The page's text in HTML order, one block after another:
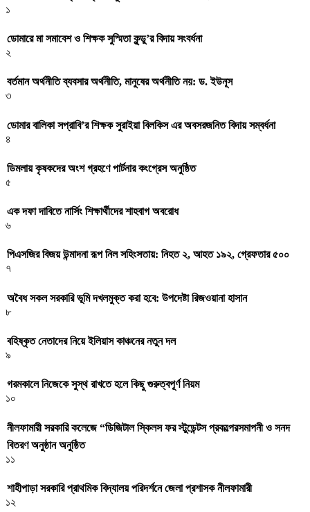
১
ডোমারে মা সমাবেশ ও শিক্ষক সুস্মিতা কুন্ডু’র বিদায় সংবর্ধনা
২
বর্তমান অর্থনীতি ব্যবসার অর্থনীতি, মানুষের অর্থনীতি নয়: ড. ইউনূস
৩
ডোমার বালিকা সপ্রাবি’র শিক্ষক সুরাইয়া বিলকিস এর অবসরজনিত বিদায় সম্বর্ধনা
৪
ডিমলায় কৃষকদের অংশ গ্রহণে পার্টনার কংগ্রেস অনুষ্ঠিত
৫
এক দফা দাবিতে নার্সিং শিক্ষার্থীদের শাহবাগ অবরোধ
৬
পিএসজির বিজয় উন্মাদনা রূপ নিল সহিংসতায়: নিহত ২, আহত ১৯২, গ্রেফতার ৫০০
৭
অবৈধ সকল সরকারি ভূমি দখলমুক্ত করা হবে: উপদেষ্টা রিজওয়ানা হাসান
৮
বহিষ্কৃত নেতাদের নিয়ে ইলিয়াস কাঞ্চনের নতুন দল
৯
গরমকালে নিজেকে সুস্থ রাখতে হলে কিছু গুরুত্বপূর্ণ নিয়ম
১০
নীলফামারী সরকারি কলেজে “ডিজিটাল স্কিলস ফর স্টুডেন্টস প্রকল্পেরসমাপনী ও সনদ
বিতরণ অনুষ্ঠান অনুষ্ঠিত
১১
শাহীপাড়া সরকারি প্রাথমিক বিদ্যালয় পরিদর্শনে জেলা প্রশাসক নীলফামারী
১২